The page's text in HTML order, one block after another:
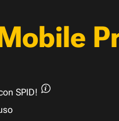
SPID!